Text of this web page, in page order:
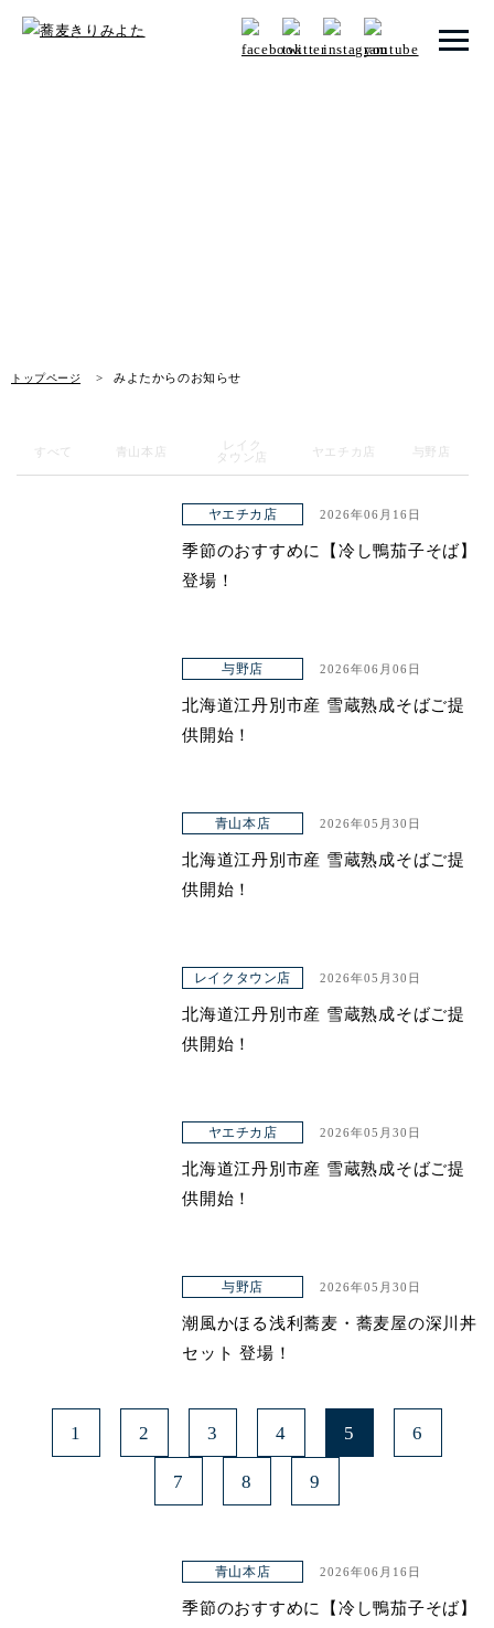
トップページ みよたからのお知らせ
メニュー 一覧
レイクタウン店
ヤエチカ店
与野店
店舗一覧
ヤエチカ店
与野店
アクセス
青山本店
与野店
すべて 青山本店
レイク
タウン店
ヤエチカ店 与野店
ヤエチカ店 2026年06月16日
季節のおすすめに【冷し鴨茄子そば】
登場！
与野店 2026年06月06日
北海道江丹別市産 雪蔵熟成そばご提
供開始！
青山本店 2026年05月30日
北海道江丹別市産 雪蔵熟成そばご提
供開始！
レイクタウン店 2026年05月30日
北海道江丹別市産 雪蔵熟成そばご提
供開始！
ヤエチカ店 2026年05月30日
北海道江丹別市産 雪蔵熟成そばご提
供開始！
与野店 2026年05月30日
潮風かほる浅利蕎麦・蕎麦屋の深川丼
セット 登場！
1 2 3 4 5 6
7 8 9
青山本店 2026年06月16日
季節のおすすめに【冷し鴨茄子そば】